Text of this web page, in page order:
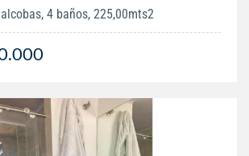
4 baños, 225,00mts2